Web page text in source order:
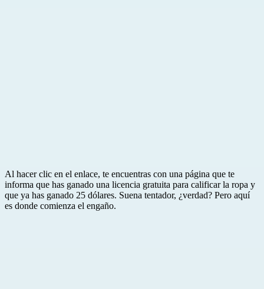
Al hacer clic en el enlace, te encuentras con una página que te
informa que has ganado una licencia gratuita para calificar la ropa y
que ya has ganado 25 dólares. Suena tentador, ¿verdad? Pero aquí
es donde comienza el engaño.